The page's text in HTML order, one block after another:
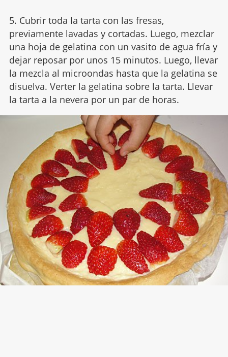
5. Cubrir toda la tarta con las fresas,
previamente lavadas y cortadas. Luego, mezclar
una hoja de gelatina con un vasito de agua fría y
dejar reposar por unos 15 minutos. Luego, llevar
la mezcla al microondas hasta que la gelatina se
disuelva. Verter la gelatina sobre la tarta. Llevar
la tarta a la nevera por un par de horas.